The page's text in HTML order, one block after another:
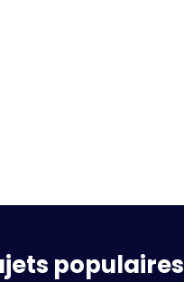
populaires